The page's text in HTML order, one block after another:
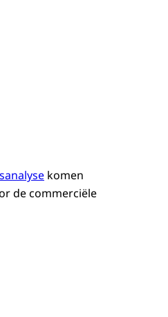
komen
de commerciële